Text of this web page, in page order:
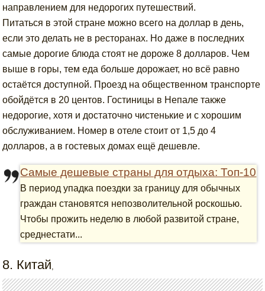
направлением для недорогих путешествий.
Питаться в этой стране можно всего на доллар в день,
если это делать не в ресторанах. Но даже в последних
самые дорогие блюда стоят не дороже 8 долларов. Чем
выше в горы, тем еда больше дорожает, но всё равно
остаётся доступной. Проезд на общественном транспорте
обойдётся в 20 центов. Гостиницы в Непале также
недорогие, хотя и достаточно чистенькие и с хорошим
обслуживанием. Номер в отеле стоит от 1,5 до 4
долларов, а в гостевых домах ещё дешевле.
Самые дешевые страны для отдыха: Топ-10
В период упадка поездки за границу для обычных
граждан становятся непозволительной роскошью.
Чтобы прожить неделю в любой развитой стране,
среднестати...
8. Китай